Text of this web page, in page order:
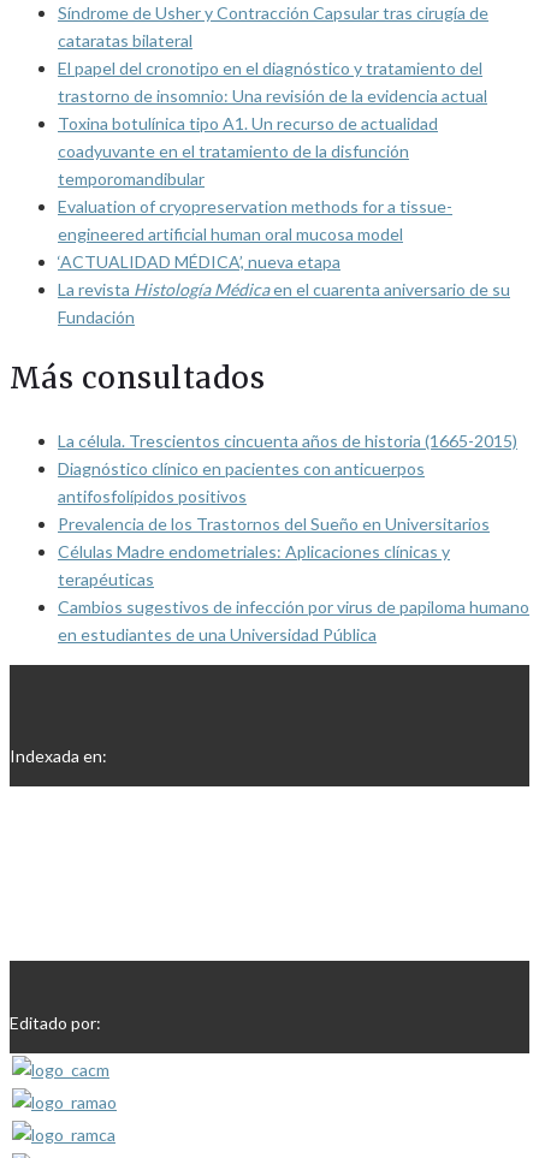
Síndrome de Usher y Contracción Capsular tras cirugía de
cataratas bilateral
El papel del cronotipo en el diagnóstico y tratamiento del
trastorno de insomnio: Una revisión de la evidencia actual
Toxina botulínica tipo A1. Un recurso de actualidad
coadyuvante en el tratamiento de la disfunción
temporomandibular
Evaluation of cryopreservation methods for a tissue-
engineered artificial human oral mucosa model
‘ACTUALIDAD MÉDICA’, nueva etapa
La revista Histología Médicaen el cuarenta aniversario de su
Fundación
Más consultados
La célula. Trescientos cincuenta años de historia (1665-2015)
Diagnóstico clínico en pacientes con anticuerpos
antifosfolípidos positivos
Prevalencia de los Trastornos del Sueño en Universitarios
Células Madre endometriales: Aplicaciones clínicas y
terapéuticas
Cambios sugestivos de infección por virus de papiloma humano
en estudiantes de una Universidad Pública
Indexada en:
Editado por: